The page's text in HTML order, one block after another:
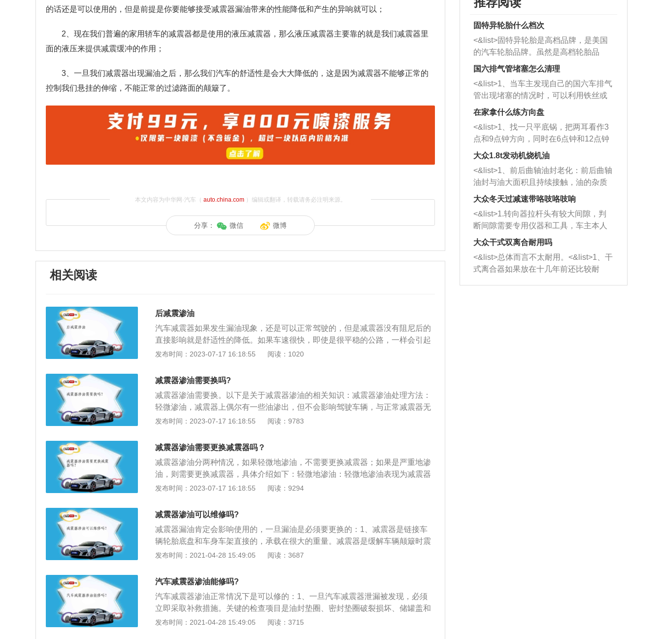
的话还是可以使用的，但是前提是你要能够接受减震器漏油带来的性能降低和产生的异响就可以；
2、现在我们普遍的家用轿车的减震器都是使用的液压减震器，那么液压减震器主要靠的就是我们减震器里
面的液压来提供减震缓冲的作用；
3、一旦我们减震器出现漏油之后，那么我们汽车的舒适性是会大大降低的，这是因为减震器不能够正常的
控制我们悬挂的伸缩，不能正常的过滤路面的颠簸了。
本文内容为中华网·汽车（ auto.china.com）编辑或翻译，转载请务必注明来源。
分享： 微信 微博
相关阅读
后减震渗油
汽车减震器如果发生漏油现象，还是可以正常驾驶的，但是减震器没有阻尼后的
直接影响就是舒适性的降低。如果车速很快，即使是很平稳的公路，一样会引起
上下的起伏，从而严重的降低了车辆的稳定性。如果此时高速过弯，重心向转弯
作，车身还是不断的左右晃动。因此建议，及时更换新的减振器，相对于舒适性
的损失，潜在的高速安全隐患更为重要。
发布时间：2023-07-17 16:18:55 阅读：1020
减震器渗油需要换吗?
减震器渗油需要换。以下是关于减震器渗油的相关知识：减震器渗油处理方法：
轻微渗油，减震器上偶尔有一些油渗出，但不会影响驾驶车辆，与正常减震器无
差别，这种渗油可以先不作处理，但要继续检查；严重漏油导致车辆避震效果变
油缸盖螺丝母，如果还漏油，可能是油封或密封垫圈损坏失效应更换新。减震器
渗油原因：减震器内部的清洁度不好，有焊渣、铁屑杂物导致油封磨损。减震器
的工作条件恶劣，外部的泥沙杂物进入油封。减震器油封的密封接口老化，失去
密封功能。
发布时间：2023-07-17 16:18:55 阅读：9783
减震器渗油需要更换减震器吗？
减震器渗油分两种情况，如果轻微地渗油，不需要更换减震器；如果是严重地渗
油，则需要更换减震器，具体介绍如下：轻微地渗油：轻微地渗油表现为减震器
上边有少量油渍，但不影响车辆的舒适性，与正常减震器无差别，此种渗油不需
大量的油泥，减震器渗油会使得车辆避震效果变差，严重影响行车舒适性，在颠
簸路面有时候还会伴随异响声，而且如果渗油特别严重，减震失效，还会导致车
辆跑偏，这种情况就需要更换整根减震器。
发布时间：2023-07-17 16:18:55 阅读：9294
减震器渗油可以维修吗?
减震器漏油肯定会影响使用的，一旦漏油是必须要更换的：1、减震器是链接车
辆轮胎底盘和车身车架直接的，承载在很大的重量。减震器是缓解车辆颠簸时震
动的，而且在车辆过弯时可以很好的稳定车身。减震器出现漏油说明减震器已经
一旦出现漏油必须及时更换，定期去4S店检查；2、悬架系统中由于弹性元件受
冲击产生震动，为改善汽车行驶平顺性，悬架中与弹性元件并联安装减震器，为
衰减震动，汽车悬架系统中采用减震器多是液力减震器，其工作原理是当车架
（或车身）和车桥间震动而出现相对运动时，减震器内的活塞上下移动，减震器
腔内的油液便反复地从一个腔经过不同的孔隙流入另一个腔内。此时孔壁与油液
发布时间：2021-04-28 15:49:05 阅读：3687
汽车减震器渗油能修吗?
汽车减震器渗油正常情况下是可以修的：1、一旦汽车减震器泄漏被发现，必须
立即采取补救措施。关键的检查项目是油封垫圈、密封垫圈破裂损坏、储罐盖和
检查这些部件的螺母松动；2、如果发现漏油，先拧紧气缸盖螺母。如果减震器
发布时间：2021-04-28 15:49:05 阅读：3715
固特异轮胎什么档次
<&list>固特异轮胎是高档品牌，是美国
的汽车轮胎品牌。虽然是高档轮胎品
牌，但是中高低端的轮胎都有生产，这
也是为了更好的开拓市场。
国六排气管堵塞怎么清理
<&list>1、当车主发现自己的国六车排气
管出现堵塞的情况时，可以利用铁丝或
者是细棍，直接将杂物给取出来，如果
堵塞情况比较严重，也可以采取应急措
施。 <&list>2、直接利用木棍将所有的
杂物推到排气管里面的位置处，然后将
三元催化器拆解开，就可以将堵塞的东
西取出来。但如果是因为积碳过多引起
的堵塞，就需要将三元催化器泡在草酸
洗剂对堵塞的情况得到解决，将清洗剂
放在燃油箱中，与燃油混合后，车辆启
动时，就可以和汽油一起进入到燃烧
室，最后形成废气排出，就可以让三元
催化器得到清洗，排气管堵塞的情况就
能够得到解决。
在家拿什么练方向盘
<&list>1、找一只平底锅，把两耳看作3
点和9点钟方向，同时在6点钟和12点钟
方向做一个标记。 <&list>2、双手握住
一圈半的练习，往右同样也要打相同的
圈数。 <&list>3、最后强调要反复练
习，这样就可以形成肌肉记忆，在真实
驾驶车辆时，不需要记忆也能打好方
向。
大众1.8t发动机烧机油
<&list>1、前后曲轴油封老化：前后曲轴
油封与油大面积且持续接触，油的杂质
和发动机内持续温度变化使其密封效果
逐渐减弱，导致渗油或漏油。<&list>2、
活塞间隙过大：积碳会使活塞环与缸体
的间隙扩大，导致机油流入燃烧室中，
造成烧机油。<&list>3、机油粘度。使用
机油粘度过小的话，同样会有烧机油现
象，机油粘度过小具有很好的流动性，
大众冬天过减速带咯吱咯吱响
<&list>1.转向器拉杆头有较大间隙，判
断间隙需要专用仪器和工具，车主本人
无法制作，需要将车辆送到修理厂或4s
店；<&list>2.车辆半轴套管防尘罩破
裂，破裂后会出现漏油现象，使半轴磨
损严重，磨损的半轴容易损坏，产生异
响；<&list>3.稳定器的转向胶套和球头
大众干式双离合耐用吗
<&list>总体而言不太耐用。<&list>1、干
式离合器如果放在十几年前还比较耐